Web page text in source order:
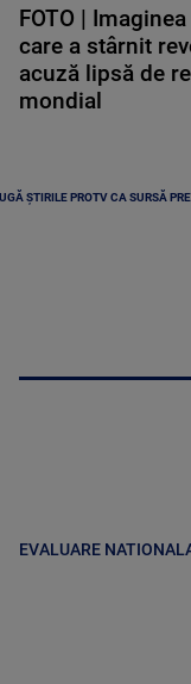
FOTO |
care a stârnit
acuză lipsă de
mondial
ȘTIRILE PROTV CA SURSĂ
EVALUARE